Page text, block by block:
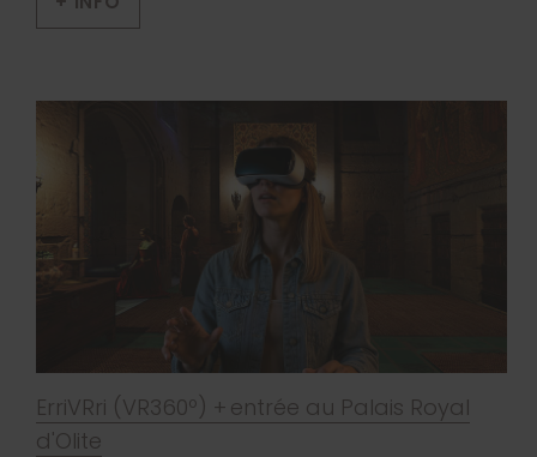
ErriVRri (VR360º) + entrée au Palais Royal
d'Olite